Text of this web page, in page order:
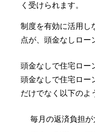
く受けられます。
制度を有効に活用し
点が、頭金なしロー
頭金なしで住宅ロー
頭金なしで住宅ロー
だけでなく以下のよ
毎月の返済負担が